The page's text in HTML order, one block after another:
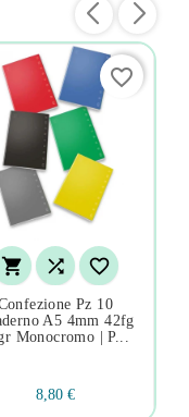
  
Pz 10
A5 4mm 42fg
Monocromo | P...
8,80 €
favorite_border